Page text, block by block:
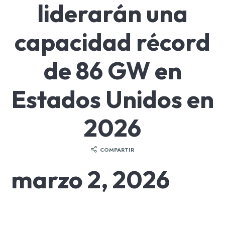
liderarán una
capacidad récord
de 86 GW en
Estados Unidos en
2026
COMPARTIR
marzo 2, 2026